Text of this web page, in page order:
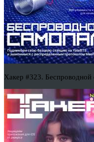
Хакер #323. Беспроводной